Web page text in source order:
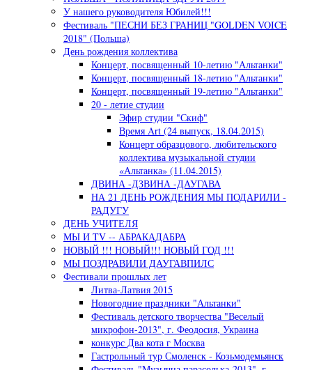
У нашего руководителя Юбилей!!!
Фестиваль "ПЕСНИ БЕЗ ГРАНИЦ "GOLDEN VOICE
2018" (Польша)
День рождения коллектива
Концерт, посвященный 10-летию "Альтанки"
Концерт, посвященный 18-летию "Альтанки"
Концерт, посвященный 19-летию "Альтанки"
20 - летие студии
Эфир студии "Скиф"
Время Art (24 выпуск, 18.04.2015)
Концерт образцового, любительского
коллектива музыкальной студии
«Альтанка» (11.04.2015)
ДВИНА -ДЗВИНА -ДАУГАВА
НА 21 ДЕНЬ РОЖДЕНИЯ МЫ ПОДАРИЛИ -
РАДУГУ
ДЕНЬ УЧИТЕЛЯ
МЫ И TV -- АБРАКАДАБРА
НОВЫЙ !!! НОВЫЙ!!! НОВЫЙ ГОД !!!
МЫ ПОЗДРАВИЛИ ДАУГАВПИЛС
Фестивали прошлых лет
Литва-Латвия 2015
Новогодние праздники "Альтанки"
Фестиваль детского творчества "Веселый
микрофон-2013", г. Феодосия, Украина
конкурс Два кота г Москва
Гастрольный тур Смоленск - Козьмодемьянск